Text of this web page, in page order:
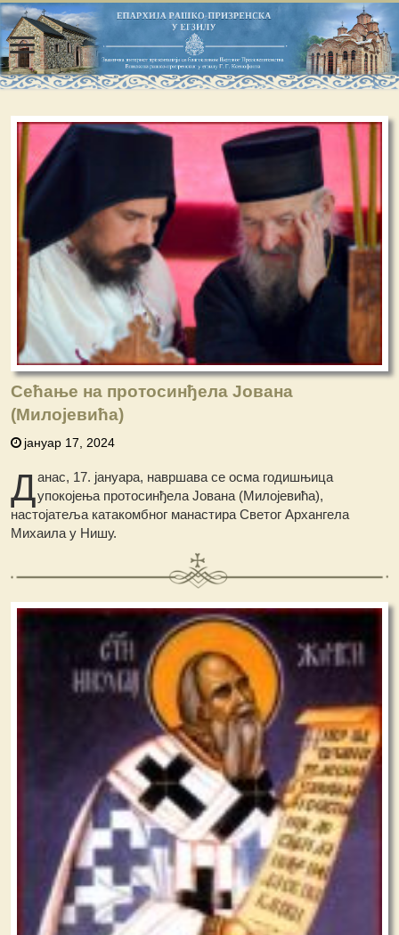
Сећање на протосинђела Јована
(Милојевића)
јануар 17, 2024
Данас, 17. јануара, навршава се осма годишњица
упокојења протосинђела Јована (Милојевића),
настојатеља катакомбног манастира Светог Архангела
Михаила у Нишу.